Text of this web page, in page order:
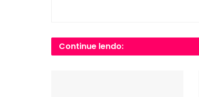
Continue lendo: